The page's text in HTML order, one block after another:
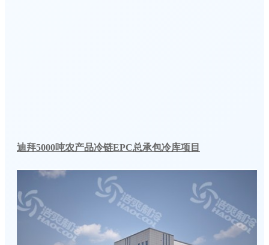
迪拜5000吨农产品冷链EPC总承包冷库项目